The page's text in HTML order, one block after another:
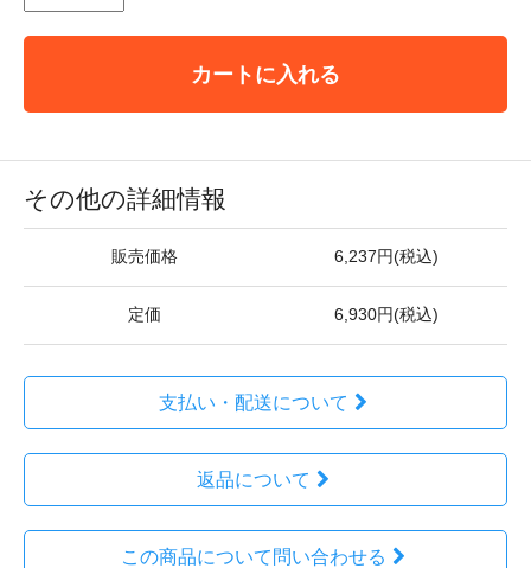
カートに入れる
その他の詳細情報
販売価格 6,237円(税込)
定価 6,930円(税込)
支払い・配送について
返品について
この商品について問い合わせる